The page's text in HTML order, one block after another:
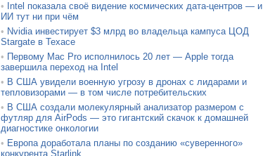
• Intel показала своё видение космических дата-центров — и
ИИ тут ни при чём
• Nvidia инвестирует $3 млрд во владельца кампуса ЦОД
Stargate в Техасе
• Первому Mac Pro исполнилось 20 лет — Apple тогда
завершила переход на Intel
• В США увидели военную угрозу в дронах с лидарами и
тепловизорами — в том числе потребительских
• В США создали молекулярный анализатор размером с
футляр для AirPods — это гигантский скачок к домашней
диагностике онкологии
• Европа доработала планы по созданию «суверенного»
конкурента Starlink